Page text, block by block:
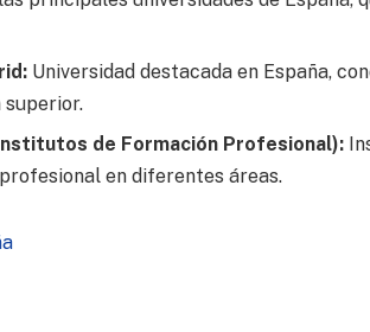
Universidad destacada en España,
superior.
de Formación Profesional):
en diferentes áreas.